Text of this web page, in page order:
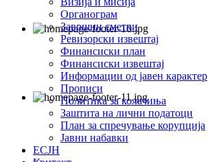
Органограм
Завршни сметки
Ревизорски извештај
Финансиски план
Финансиски извештај
Информации од јавен карактер
Прописи
Политика за колачиња
Заштита на лични податоци
План за спречување корупција
Јавни набавки
ЕСЈН